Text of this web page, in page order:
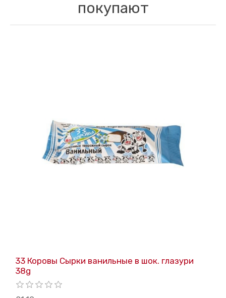
покупают
33 Коровы Сырки ванильные в шок. глазури
38g